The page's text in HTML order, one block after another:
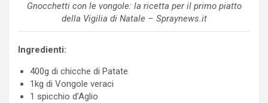
Gnocchetti con le vongole: la ricetta per il primo piatto
della Vigilia di Natale – Spraynews.it
Ingredienti:
400g di chicche di Patate
1kg di Vongole veraci
1 spicchio d’Aglio